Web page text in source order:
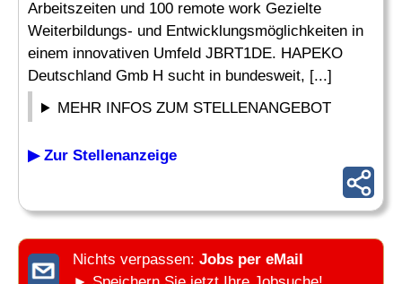
Arbeitszeiten und 100 remote work Gezielte
Weiterbildungs- und Entwicklungsmöglichkeiten in
einem innovativen Umfeld JBRT1DE. HAPEKO
Deutschland Gmb H sucht in bundesweit, [...]
MEHR INFOS ZUM STELLENANGEBOT
▶ Zur Stellenanzeige
Nichts verpassen: Jobs per eMail